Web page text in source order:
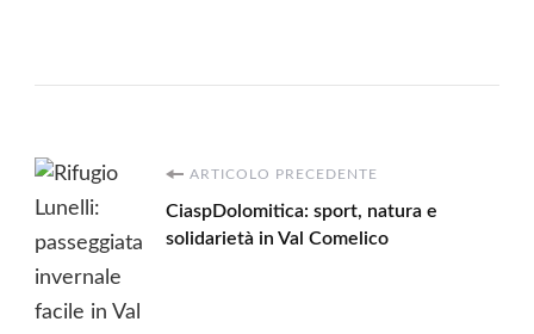
Navigazione
articoli
ARTICOLO PRECEDENTE
CiaspDolomitica: sport, natura e
solidarietà in Val Comelico